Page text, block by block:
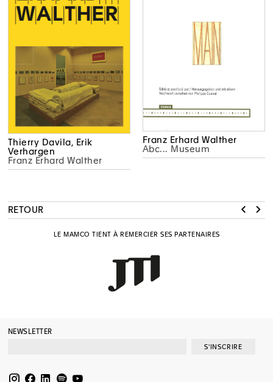
Thierry Davila, Erik
Verhargen
Franz Erhard Walther
Franz Erhard Walther
Abc... Museum
RETOUR
LE MAMCO TIENT À REMERCIER SES PARTENAIRES
NEWSLETTER
S'INSCRIRE